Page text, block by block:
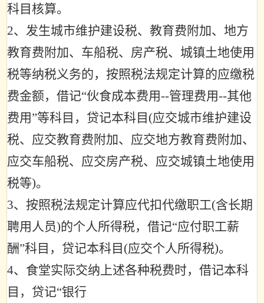
科目核算。
2、发生城市维护建设税、教育费附加、地方
教育费附加、车船税、房产税、城镇土地使用
税等纳税义务的，按照税法规定计算的应缴税
费金额，借记“伙食成本费用--管理费用--其他
费用 ”等科目，贷记本科目 (应交城市维护建设
税、应交教育费附加、应交地方教育费附加、
应交车船税、应交房产税、应交城镇土地使用
税等)。
3、按照税法规定计算应代扣代缴职工(含长期
聘用人员)的个人所得税，借记“应付职工薪
酬”科目，贷记本科目 (应交个人所得税)。
4、食堂实际交纳上述各种税费时，借记本科
目，贷记“银行